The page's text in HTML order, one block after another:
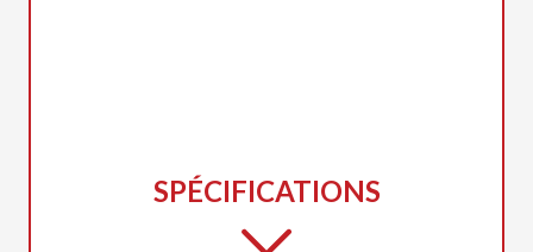
SPÉCIFICATIONS